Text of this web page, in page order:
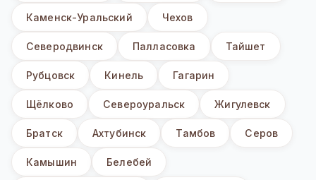
Каменск-Уральский Чехов
Северодвинск Палласовка Тайшет
Рубцовск Кинель Гагарин
Щёлково Североуральск Жигулевск
Братск Ахтубинск Тамбов Серов
Камышин Белебей